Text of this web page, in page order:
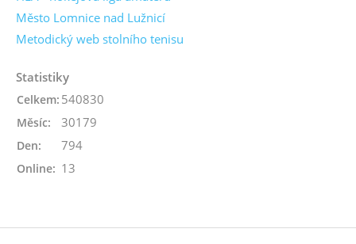
Město Lomnice nad Lužnicí
Metodický web stolního tenisu
Statistiky
Online: 13
Celkem: 540830
Měsíc: 30179
Den: 794